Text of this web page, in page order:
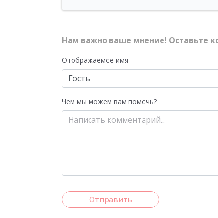
Нам важно ваше мнение! Оставьте
Отображаемое имя
Чем мы можем вам помочь?
Отправить